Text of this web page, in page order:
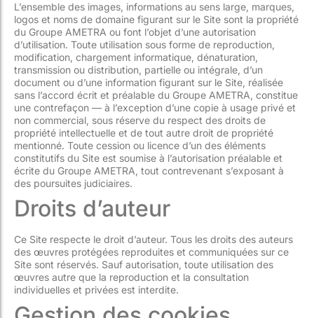
L’ensemble des images, informations au sens large, marques,
logos et noms de domaine figurant sur le Site sont la propriété
du Groupe AMETRA ou font l’objet d’une autorisation
d’utilisation. Toute utilisation sous forme de reproduction,
modification, chargement informatique, dénaturation,
transmission ou distribution, partielle ou intégrale, d’un
document ou d’une information figurant sur le Site, réalisée
sans l’accord écrit et préalable du Groupe AMETRA, constitue
une contrefaçon — à l’exception d’une copie à usage privé et
non commercial, sous réserve du respect des droits de
propriété intellectuelle et de tout autre droit de propriété
mentionné. Toute cession ou licence d’un des éléments
constitutifs du Site est soumise à l’autorisation préalable et
écrite du Groupe AMETRA, tout contrevenant s’exposant à
des poursuites judiciaires.
Droits d’auteur
Ce Site respecte le droit d’auteur. Tous les droits des auteurs
des œuvres protégées reproduites et communiquées sur ce
Site sont réservés. Sauf autorisation, toute utilisation des
œuvres autre que la reproduction et la consultation
individuelles et privées est interdite.